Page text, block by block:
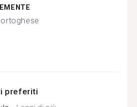
preferiti